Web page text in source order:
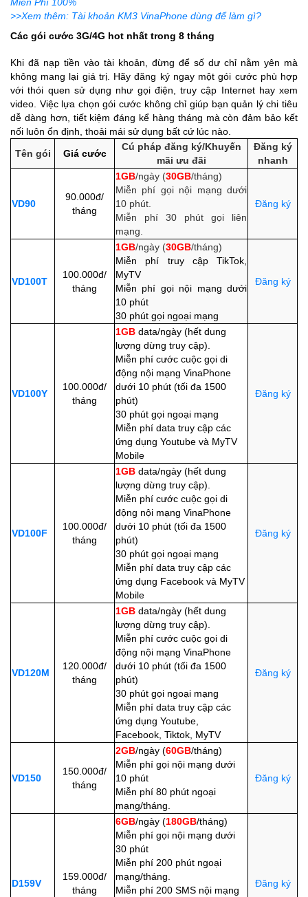
Miễn Phí 100%
>>Xem thêm: Tài khoản KM3 VinaPhone dùng để làm gì?
Các gói cước 3G/4G hot nhất trong 8 tháng
Khi đã nạp tiền vào tài khoản, đừng để số dư chỉ nằm yên mà
không mang lại giá trị. Hãy đăng ký ngay một gói cước phù hợp
với thói quen sử dụng như gọi điện, truy cập Internet hay xem
video. Việc lựa chọn gói cước không chỉ giúp bạn quản lý chi tiêu
dễ dàng hơn, tiết kiệm đáng kể hàng tháng mà còn đảm bảo kết
nối luôn ổn định, thoải mái sử dụng bất cứ lúc nào.
Tên gói
Giá cước
Cú pháp đăng ký/Khuyến
mãi ưu đãi
Đăng ký
nhanh
VD90
90.000đ/
tháng
1GB/ngày (30GB/tháng)
Miễn phí gọi nội mạng dưới
10 phút.
Miễn phí 30 phút gọi liên
mạng.
Đăng ký
VD100T
100.000đ/
tháng
1GB/ngày (30GB/tháng)
Miễn phí
truy cập TikTok,
MyTV
Miễn phí gọi nội mạng dưới
10 phút
30 phút gọi ngoại mạng
Đăng ký
VD100Y
100.000đ/
tháng
1GB data/ngày (hết dung
lượng dừng truy cập).
Miễn phí cước cuộc gọi di
động nội mạng VinaPhone
dưới 10 phút (tối đa 1500
phút)
30 phút gọi ngoại mạng
Miễn phí data truy cập các
ứng dụng Youtube và MyTV
Mobile
Đăng ký
VD100F
100.000đ/
tháng
1GB data/ngày (hết dung
lượng dừng truy cập).
Miễn phí cước cuộc gọi di
động nội mạng VinaPhone
dưới 10 phút (tối đa 1500
phút)
30 phút gọi ngoại mạng
Miễn phí data truy cập các
ứng dụng Facebook và MyTV
Mobile
Đăng ký
VD120M
120.000đ/
tháng
1GB data/ngày (hết dung
lượng dừng truy cập).
Miễn phí cước cuộc gọi di
động nội mạng VinaPhone
dưới 10 phút (tối đa 1500
phút)
30 phút gọi ngoại mạng
Miễn phí data truy cập các
ứng dụng Youtube,
Facebook, Tiktok, MyTV
Đăng ký
VD150
150.000đ/
tháng
2GB/ngày (60GB/tháng)
Miễn phí gọi nội mạng dưới
10 phút
Miễn phí 80 phút ngoại
mạng/tháng.
Đăng ký
D159V
159.000đ/
tháng
6GB/ngày (180GB/tháng)
Miễn phí gọi nội mạng dưới
30 phút
Miễn phí 200 phút ngoại
mạng/tháng.
Miễn phí 200 SMS nội mạng
Đăng ký